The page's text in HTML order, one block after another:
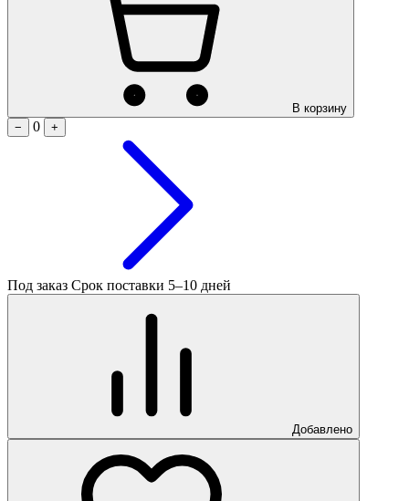
В корзину
−
0 +
Под заказ Срок поставки 5–10 дней
Добавлено